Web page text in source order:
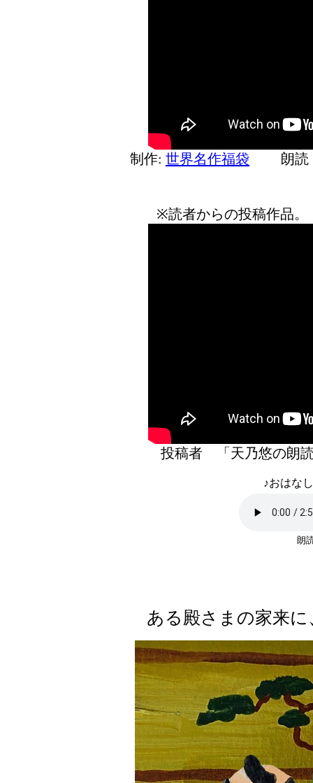
制作: 世界名作福袋 朗読
※読者からの投稿作品
投稿者 「天乃悠の
♪おはな
朗
ある殿さまの家来に